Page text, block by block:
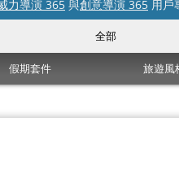
力導演 365 與創意導演 365 用戶
全部
假期套件 旅遊風